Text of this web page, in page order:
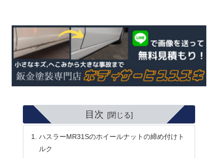
目次
ハスラーMR31Sのホイールナットの締め付けト
ルク